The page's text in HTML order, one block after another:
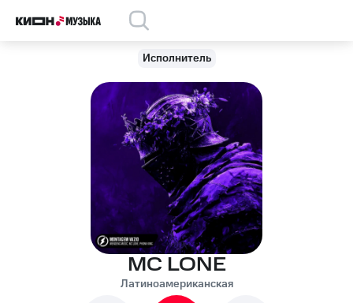
Исполнитель
MC LONE
Латиноамериканская